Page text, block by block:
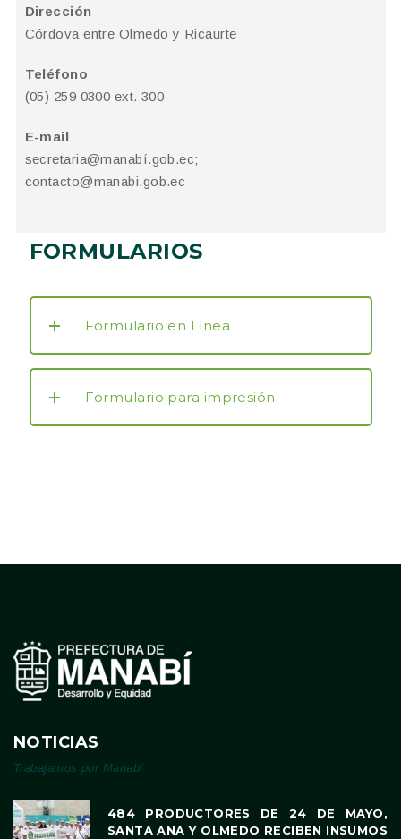
Dirección
Córdova entre Olmedo y Ricaurte
Teléfono
(05) 259 0300 ext. 300
E-mail
secretaria@manabí.gob.ec;
contacto@manabi.gob.ec
FORMULARIOS
Formulario en Línea
Formulario para impresión
NOTICIAS
Trabajamos por Manabí
484 PRODUCTORES DE 24 DE MAYO,
SANTA ANA Y OLMEDO RECIBEN INSUMOS